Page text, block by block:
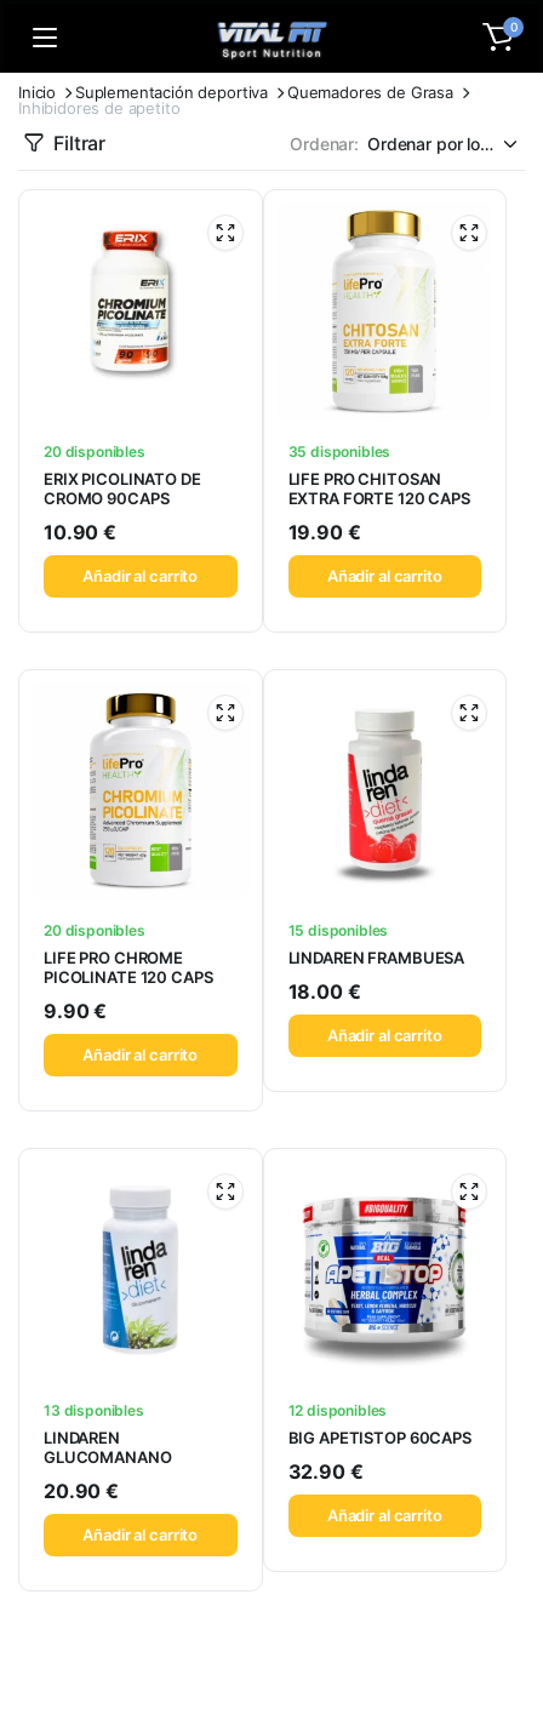
0
Inicio Suplementación deportiva
Quemadores de Grasa
Inhibidores de apetito
Filtrar Ordenar:
20 disponibles
ERIX PICOLINATO DE
CROMO 90CAPS
10.90€
Añadir al carrito
35 disponibles
LIFE PRO CHITOSAN
EXTRA FORTE 120 CAPS
19.90 €
Añadir al carrito
20 disponibles
LIFE PRO CHROME
PICOLINATE 120 CAPS
9.90€
Añadir al carrito
15 disponibles
LINDAREN FRAMBUESA
18.00 €
Añadir al carrito
13 disponibles
LINDAREN
GLUCOMANANO
20.90€
Añadir al carrito
12 disponibles
BIG APETISTOP 60CAPS
32.90 €
Añadir al carrito